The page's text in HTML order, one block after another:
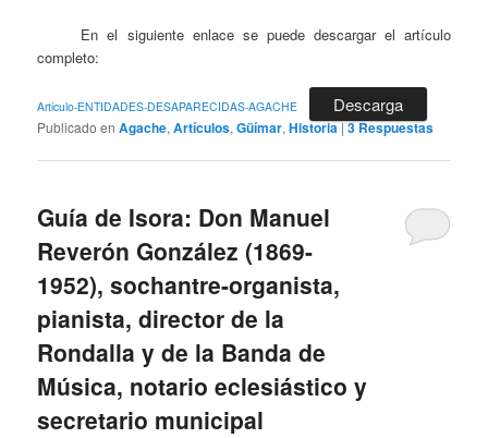
En el siguiente enlace se puede descargar el artículo
completo:
Articulo-ENTIDADES-DESAPARECIDAS-AGACHE Descarga
Publicado en Agache,Artículos,Güímar,Historia|3Respuestas
Guía de Isora: Don Manuel
Reverón González (1869-
1952), sochantre-organista,
pianista, director de la
Rondalla y de la Banda de
Música, notario eclesiástico y
secretario municipal